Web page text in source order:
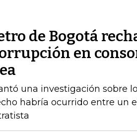
de Bogotá
en
una investigación sobre
habría ocurrido entre un